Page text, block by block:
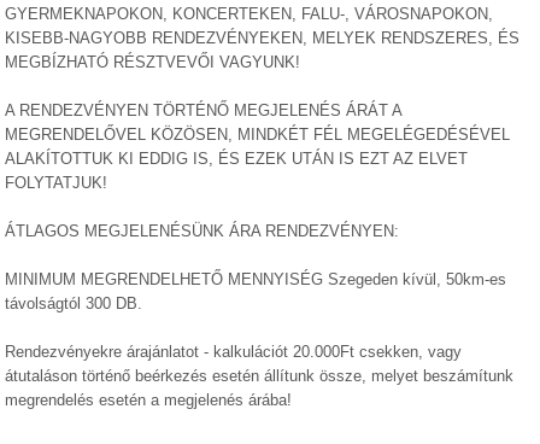
GYERMEKNAPOKON, KONCERTEKEN, FALU-, VÁROSNAPOKON,
KISEBB-NAGYOBB RENDEZVÉNYEKEN, MELYEK RENDSZERES, ÉS
MEGBÍZHATÓ RÉSZTVEVŐI VAGYUNK!
A RENDEZVÉNYEN TÖRTÉNŐ MEGJELENÉS ÁRÁT A
MEGRENDELŐVEL KÖZÖSEN, MINDKÉT FÉL MEGELÉGEDÉSÉVEL
ALAKÍTOTTUK KI EDDIG IS, ÉS EZEK UTÁN IS EZT AZ ELVET
FOLYTATJUK!
ÁTLAGOS MEGJELENÉSÜNK ÁRA RENDEZVÉNYEN:
MINIMUM MEGRENDELHETŐ MENNYISÉG Szegeden kívül, 50km-es
távolságtól 300 DB.
Rendezvényekre árajánlatot - kalkulációt 20.000Ft csekken, vagy
átutaláson történő beérkezés esetén állítunk össze, melyet beszámítunk
megrendelés esetén a megjelenés árába!